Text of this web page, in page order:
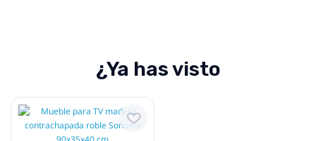
¿Ya has visto